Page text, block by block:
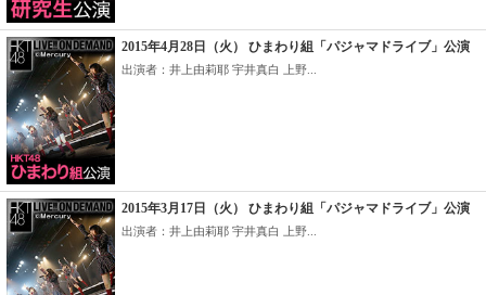
2015年4月28日（火） ひまわり組「パジャマドライブ」公演
出演者：井上由莉耶 宇井真白 上野...
2015年3月17日（火） ひまわり組「パジャマドライブ」公演
出演者：井上由莉耶 宇井真白 上野...